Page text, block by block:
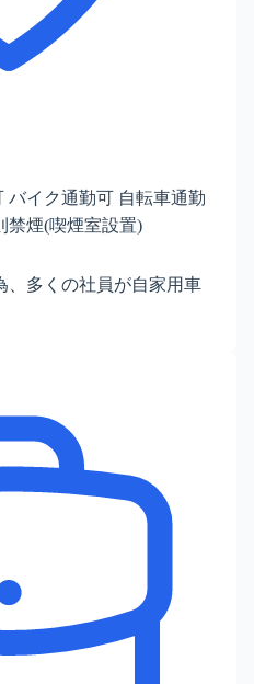
バイク通勤可 自転車通勤
禁煙(喫煙室設置)
、多くの社員が自家用車